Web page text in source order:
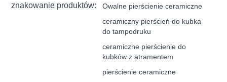
znakowanie produktów:
Owalne pierścienie ceramiczne
ceramiczny pierścień do kubka
do tampodruku
ceramiczne pierścienie do
kubków z atramentem
pierścienie ceramiczne